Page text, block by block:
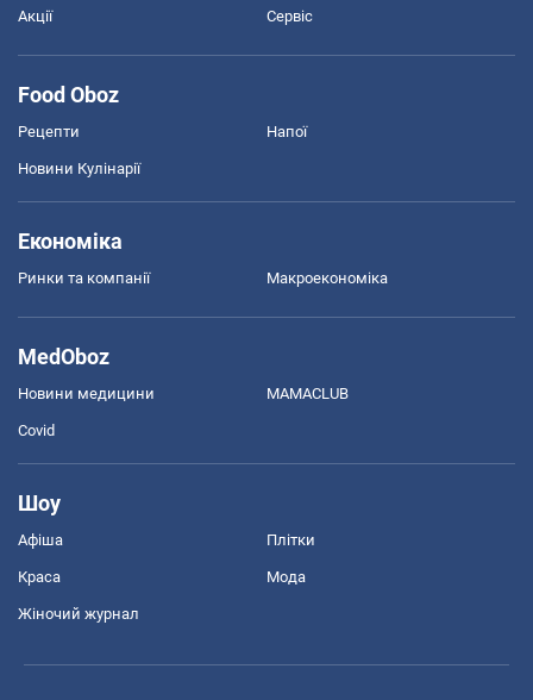
Акції Сервіс
Food Oboz
Рецепти Напої
Новини Кулінарії
Економіка
Ринки та компанії Макроекономіка
MedOboz
Новини медицини MAMACLUB
Covid
Шоу
Афіша Плітки
Краса Мода
Жіночий журнал